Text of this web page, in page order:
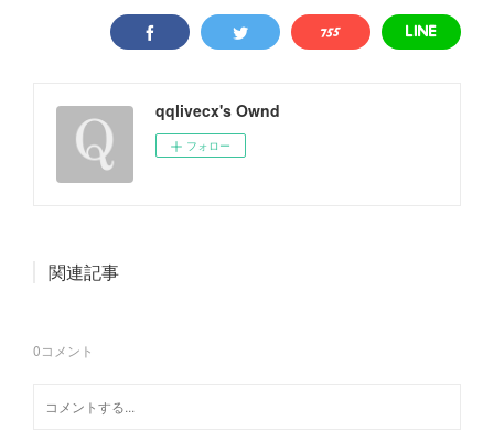
qqlivecx's Ownd
フォロー
関連記事
0コメント